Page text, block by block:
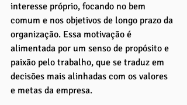
interesse próprio, focando no bem
comum e nos objetivos de longo prazo da
organização. Essa motivação é
alimentada por um senso de propósito e
paixão pelo trabalho, que se traduz em
decisões mais alinhadas com os valores
e metas da empresa.